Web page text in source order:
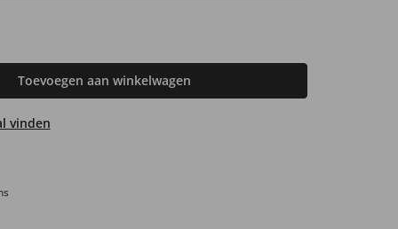
Toevoegen aan winkelwagen
vinden